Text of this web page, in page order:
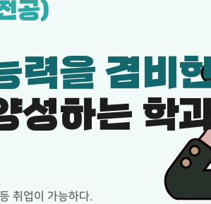
공)
력을 겸비
성하는 학
취업이 가능하다.